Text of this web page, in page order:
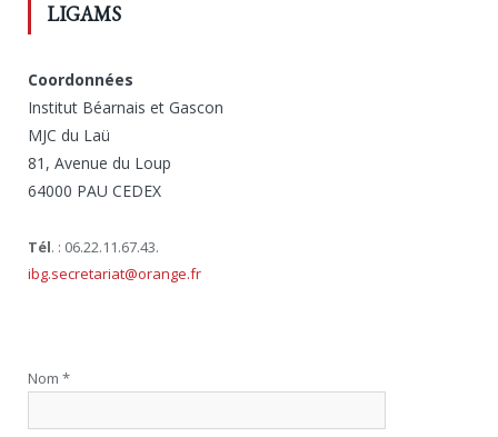
LIGAMS
Coordonnées
Institut Béarnais et Gascon
MJC du Laü
81, Avenue du Loup
64000 PAU CEDEX
Tél. : 06.22.11.67.43.
ibg.secretariat@orange.fr
Nom *